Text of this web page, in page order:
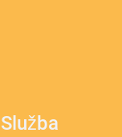
Služba